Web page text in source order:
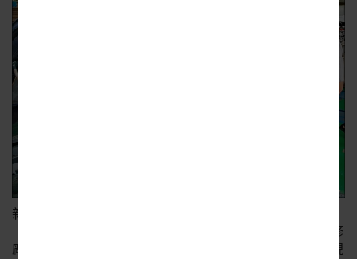
新竹市光復高中汽車修護科學生陳冠宇（中）與廖偉捷
（右）拿到全國技藝競賽汽車修護優勝，陳冠宇獲賓士汽修
廠延攬畢業後就到車廠，廖偉捷希望到國外車廠實習，實現